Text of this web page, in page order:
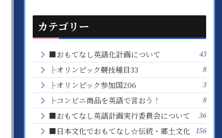
カテゴリー
■おもてなし英語化計画について 43
├オリンピック競技種目33 8
├オリンピック参加国206 3
├コンビニ商品を英語で言おう！ 8
■おもてなし英語計画実行委員会について 36
■日本文化でおもてなし☆伝統・郷土文化 156